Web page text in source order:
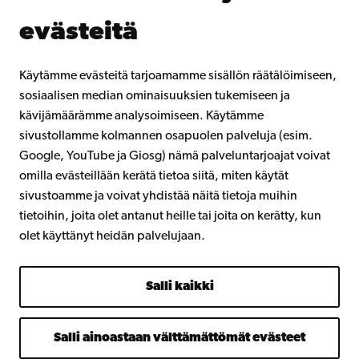
evästeitä
Käytämme evästeitä tarjoamamme sisällön räätälöimiseen,
sosiaalisen median ominaisuuksien tukemiseen ja
kävijämäärämme analysoimiseen. Käytämme
sivustollamme kolmannen osapuolen palveluja (esim.
Google, YouTube ja Giosg) nämä palveluntarjoajat voivat
omilla evästeillään kerätä tietoa siitä, miten käytät
sivustoamme ja voivat yhdistää näitä tietoja muihin
tietoihin, joita olet antanut heille tai joita on kerätty, kun
olet käyttänyt heidän palvelujaan.
Salli kaikki
Salli ainoastaan välttämättömät evästeet
Åbo Akademista
Facebook Instagram YouTube LinkedIn Blog Snapchat